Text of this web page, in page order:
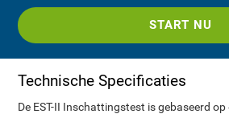
START NU
Technische Specificaties
De EST-II Inschattingstest is gebaseerd